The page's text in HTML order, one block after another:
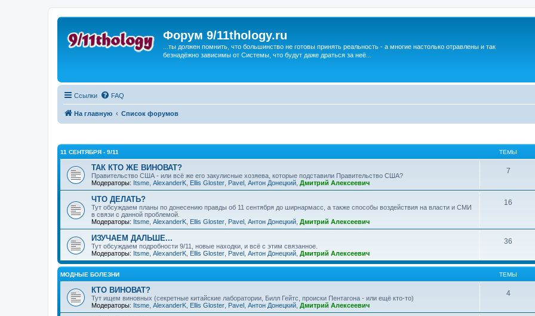
Форум 9/11thology.ru
...ты должен помнить, что большинство не готовы принять реальность - а многие настолько отравлены и так
безнадёжно зависимы от Системы, что будут даже драться за неё...
Ссылки FAQ
На главную Список форумов
11 СЕНТЯБРЯ - 9/11 ТЕМЫ
ТАК КТО ЖЕ ВИНОВАТ?
Правительство США - или всё же его закулисные хозяева, которые подставили Правительство США?
Модераторы: Itsme AlexanderK Ellis Gloster Pavel Антон Донецкий Дмитрий Алексеевич
7
ЧТО ДЕЛАТЬ?
Тут обсуждаем планы по донесению правды об 11 сентября до ширнармасс, а также способы воздействия на власти и СМИ
в связи с данной проблемой.
Модераторы: Itsme AlexanderK Ellis Gloster Pavel Антон Донецкий Дмитрий Алексеевич
16
ИЗУЧАЕМ ДАЛЬШЕ...
Тут обсуждаем подробности 9/11, новые находки, и всё с этим связанное.
Модераторы: Itsme AlexanderK Ellis Gloster Pavel Антон Донецкий Дмитрий Алексеевич
36
МОДНЫЕ БОЛЕЗНИ ТЕМЫ
КТО ВИНОВАТ?
Тут ищем виновных (секретные китайские лаборатории, Билл Гейтс, происки Пентагона - или ещё кто-то)
Модераторы: Itsme AlexanderK Ellis Gloster Pavel Антон Донецкий Дмитрий Алексеевич
4